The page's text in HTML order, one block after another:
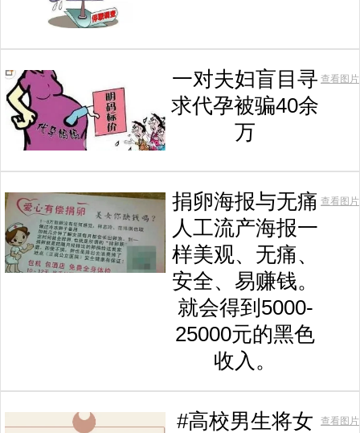
一对夫妇盲目寻
求代孕被骗40余
万
查看图片
捐卵海报与无痛
人工流产海报一
样美观、无痛、
安全、易赚钱。
就会得到5000-
25000元的黑色
收入。
查看图片
#高校男生将女
查看图片